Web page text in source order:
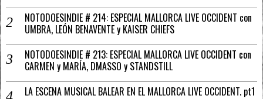
NOTODOESINDIE # 214: ESPECIAL MALLORCA LIVE OCCIDENT con
UMBRA, LEÓN BENAVENTE y KAISER CHIEFS
NOTODOESINDIE # 213: ESPECIAL MALLORCA LIVE OCCIDENT con
CARMEN y MARÍA, DMASSO y STANDSTILL
LA ESCENA MUSICAL BALEAR EN EL MALLORCA LIVE OCCIDENT. pt1